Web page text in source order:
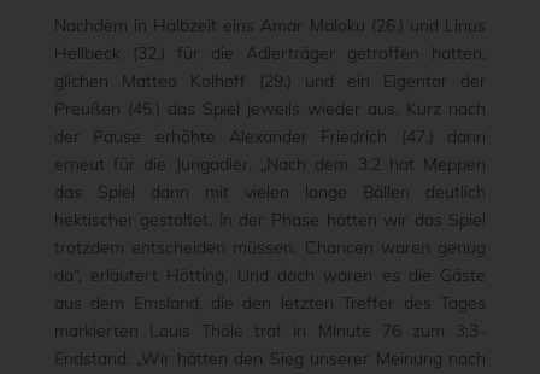
Nachdem in Halbzeit eins Amar Maloku (26.) und Linus
Hellbeck (32.) für die Adlerträger getroffen hatten,
glichen Matteo Kolhoff (29.) und ein Eigentor der
Preußen (45.) das Spiel jeweils wieder aus. Kurz nach
der Pause erhöhte Alexander Friedrich (47.) dann
erneut für die Jungadler. „Nach dem 3:2 hat Meppen
das Spiel dann mit vielen lange Bällen deutlich
hektischer gestaltet. In der Phase hätten wir das Spiel
trotzdem entscheiden müssen, Chancen waren genug
da“, erläutert Hötting. Und doch waren es die Gäste
aus dem Emsland, die den letzten Treffer des Tages
markierten Louis Thöle traf in Minute 76 zum 3:3-
Endstand. „Wir hätten den Sieg unserer Meinung nach